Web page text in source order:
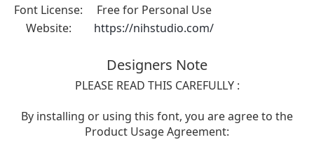
Font License:
Free for Personal Use
Website:
https://nihstudio.com/
Designers Note
PLEASE READ THIS CAREFULLY :
By installing or using this font, you are agree to the
Product Usage Agreement: